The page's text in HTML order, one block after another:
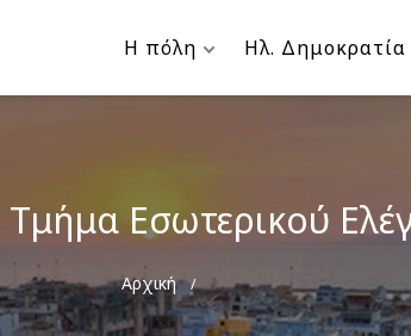
Η πόλη Ηλ. Δημοκρατία
Τμήμα Εσωτερικού
Breadcrumb
Αρχική